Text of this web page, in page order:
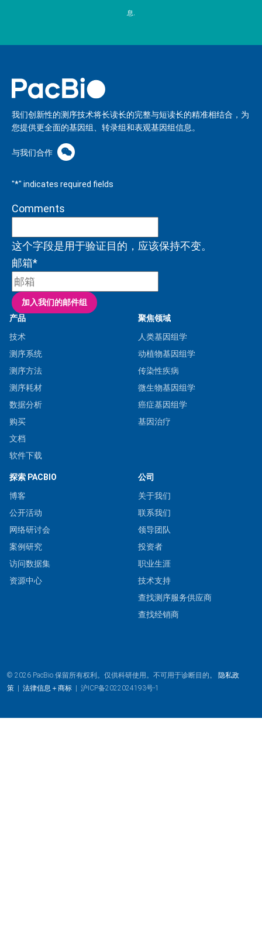
息.
我们创新性的测序技术将长读长的完整与短读长的精准相结合，为
您提供更全面的基因组、转录组和表观基因组信息。
与我们合作
"*" indicates required fields
Comments
这个字段是用于验证目的，应该保持不变。
邮箱*
产品
技术
测序系统
测序方法
测序耗材
数据分析
购买
文档
软件下载
聚焦领域
人类基因组学
动植物基因组学
传染性疾病
微生物基因组学
癌症基因组学
基因治疗
探索 PACBIO
博客
公开活动
网络研讨会
案例研究
访问数据集
资源中心
公司
关于我们
联系我们
领导团队
投资者
职业生涯
技术支持
查找测序服务供应商
查找经销商
© 2026 PacBio.保留所有权利。仅供科研使用。不可用于诊断目的。 隐私政
策 | 法律信息＋商标 | 沪ICP备2022024193号-1